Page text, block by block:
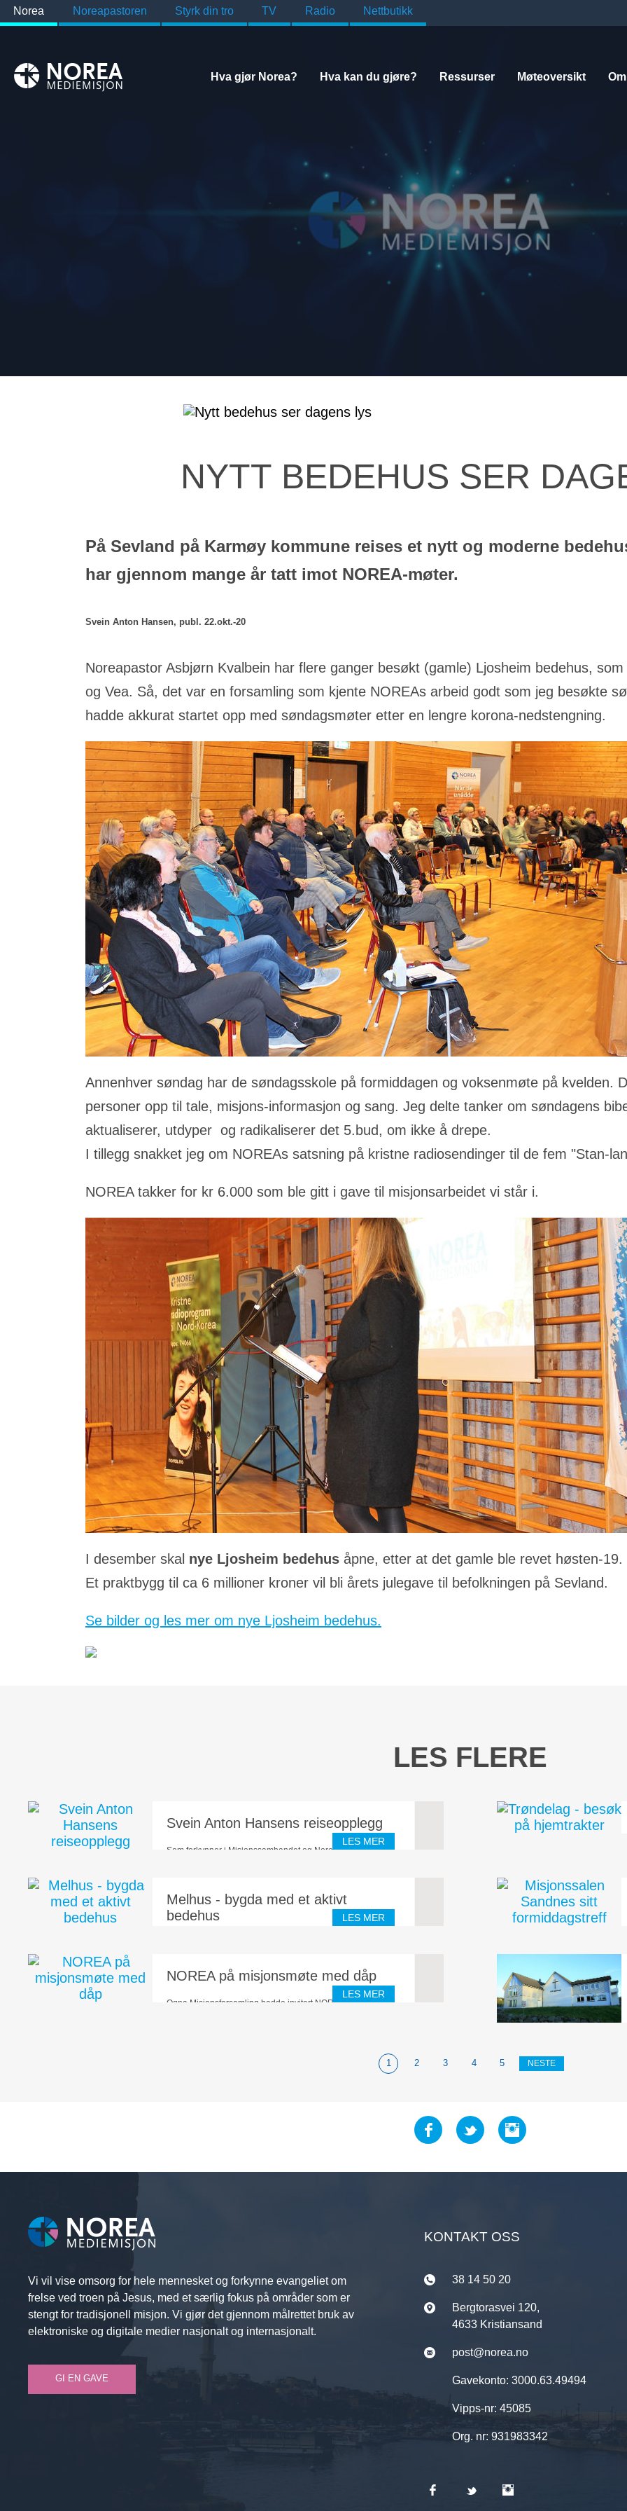
Norea Noreapastoren Styrk din tro TV Radio Nettbutikk
Hva gjør Norea? Hva kan du gjøre? Ressurser Møteoversikt
NYTT BEDEHUS SER
På Sevland på Karmøy kommune reises et nytt og moderne
har gjennom mange år tatt imot NOREA-møter.
Svein Anton Hansen, publ. 22.okt.-20
Noreapastor Asbjørn Kvalbein har flere ganger besøkt (gamle) Ljosheim bedehus,
og Vea. Så, det var en forsamling som kjente NOREAs arbeid godt som jeg besøkte
hadde akkurat startet opp med søndagsmøter etter en lengre korona-nedstengning.
Annenhver søndag har de søndagsskole på formiddagen og voksenmøte på kvelden.
personer opp til tale, misjons-informasjon og sang. Jeg delte tanker om søndagens
aktualiserer, utdyper og radikaliserer det 5.bud, om ikke å drepe.
I tillegg snakket jeg om NOREAs satsning på kristne radiosendinger til de fem "Stan-
NOREA takker for kr 6.000 som ble gitt i gave til misjonsarbeidet vi står i.
I desember skal nye Ljosheim bedehus åpne, etter at det gamle ble revet høsten-19.
Et praktbygg til ca 6 millioner kroner vil bli årets julegave til befolkningen på Sevland.
Se bilder og les mer om nye Ljosheim bedehus.
LES FLERE
Svein Anton Hansens reiseopplegg
Som forkynner i Misjonssambandet og Norea Mediemisjon,
LES MER
Melhus - bygda med et aktivt
bedehus
LES MER
NOREA på misjonsmøte med dåp
Ogna Misjonsforsamling hadde invitert NOREA mediemisjon
LES MER
1 2 3 4 5 NESTE
Vi vil vise omsorg for hele mennesket og forkynne evangeliet om
frelse ved troen på Jesus, med et særlig fokus på områder som er
stengt for tradisjonell misjon. Vi gjør det gjennom målrettet bruk av
elektroniske og digitale medier nasjonalt og internasjonalt.
GI EN GAVE
KONTAKT OSS
38 14 50 20
Bergtorasvei 120,
4633 Kristiansand
post@norea.no
Gavekonto: 3000.63.49494
Vipps-nr: 45085
Org. nr: 931983342